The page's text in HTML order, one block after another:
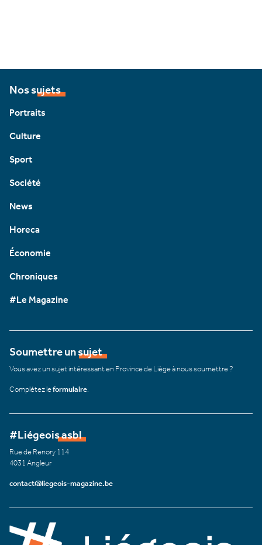
Nos sujets
Portraits
Culture
Sport
Société
News
Horeca
Économie
Chroniques
#Le Magazine
Soumettre un sujet
Vous avez un sujet intéressant en Province de Liège à nous soumettre ?
Complétez leformulaire
#Liégeois asbl
Rue de Renory 114
4031 Angleur
contact@liegeois-magazine.be